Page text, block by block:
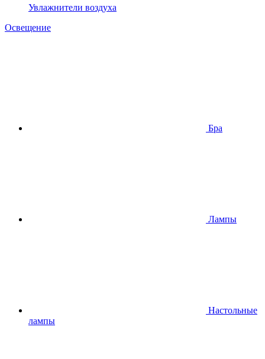
Увлажнители воздуха
Освещение
Бра
Лампы
Настольные
лампы